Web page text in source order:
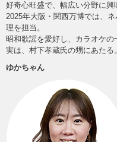
好奇心旺盛で、幅広い分野に興
2025年大阪・関西万博では、
理を担当。
昭和歌謡を愛好し、カラオケの
実は、村下孝蔵氏の甥にあたる。
ゆかちゃん